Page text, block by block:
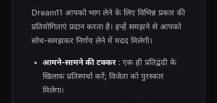
Dream11 आपको भाग लेने के लिए विभिन्न प्रकार की
प्रतियोगिताएं प्रदान करता है। इन्हें समझने से आपको
सोच-समझकर निर्णय लेने में मदद मिलेगी।
आमने-सामने की टक्कर: एक ही प्रतिद्वंदी के
खिलाफ प्रतिस्पर्धा करें; विजेता को पुरस्कार
मिलेगा।